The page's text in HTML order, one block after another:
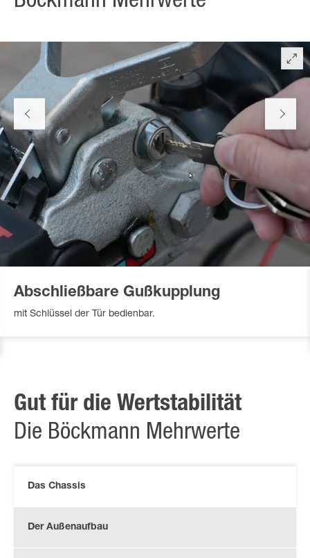
Abschließbare Gußkupplung
mit Schlüssel der Tür bedienbar.
Gut für die Wertstabilität
Die Böckmann Mehrwerte
Das Chassis
Der Außenaufbau